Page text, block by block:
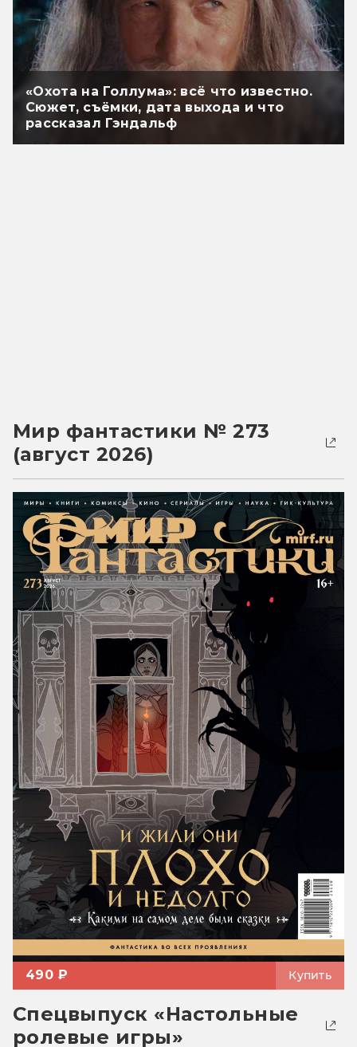
«Охота на Голлума»: всё что известно.
Сюжет, съёмки, дата выхода и что
рассказал Гэндальф
Мир фантастики № 273
(август 2026)
490 ₽ Купить
Спецвыпуск «Настольные
ролевые игры»